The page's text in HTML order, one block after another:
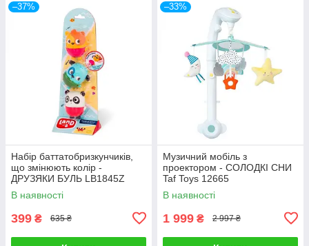
–37%
Набір баттатобризкунчиків,
що змінюють колір -
ДРУЗЯКИ БУЛЬ LB1845Z
В наявності
399 ₴ 635 ₴
–33%
Музичний мобіль з
проектором - СОЛОДКІ СНИ
Taf Toys 12665
В наявності
1 999 ₴ 2 997 ₴